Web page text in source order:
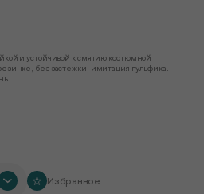
и устойчивой к смятию костюмной
без застежки, имитация гульфика.
Избранное